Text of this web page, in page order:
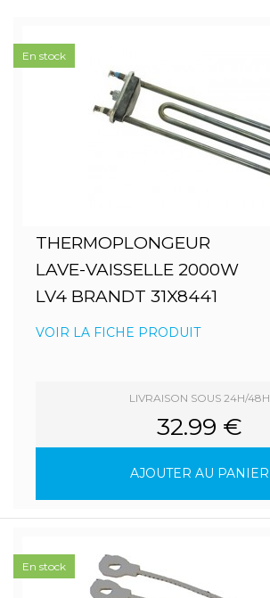
THERMOPLONGEUR
LAVE-VAISSELLE 2000W
LV4 BRANDT 31X8441
VOIR LA FICHE PRODUIT
LIVRAISON SOUS 24H/48H
32.99 €
AJOUTER AU PANIER
En stock
En stock